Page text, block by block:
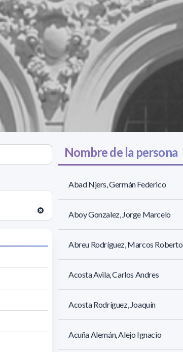
Nombre de la persona
Abad Njers, Germán Federico
Aboy Gonzalez, Jorge Marcelo
Abreu Rodríguez, Marcos Roberto
Acosta Avila, Carlos Andres
Acosta Rodríguez, Joaquín
Acuña Alemán, Alejo Ignacio